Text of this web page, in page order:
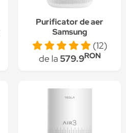
Purificator de aer
Samsung
AX34R3020WW/EU,
Senzor praf, Senzor de
miros, Pre-filtru, Filtru
(12)
de la579.9RON